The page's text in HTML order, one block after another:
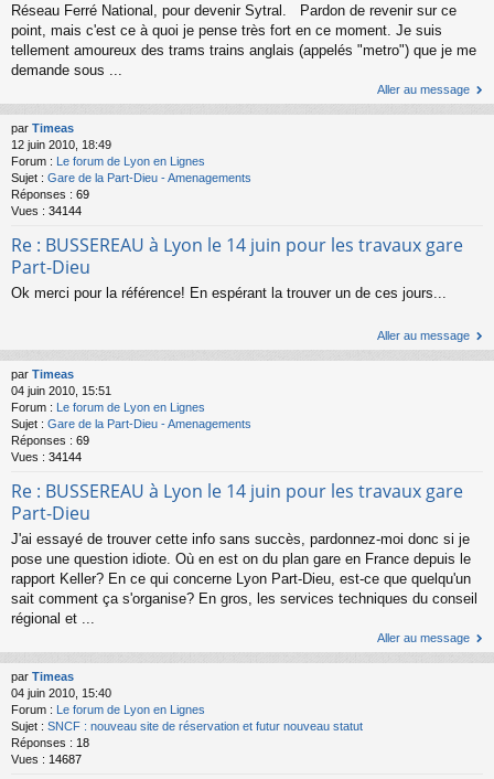
Réseau Ferré National, pour devenir Sytral. Pardon de revenir sur ce
point, mais c'est ce à quoi je pense très fort en ce moment. Je suis
tellement amoureux des trams trains anglais (appelés "metro") que je me
demande sous ...
Aller au message
par Timeas
12 juin 2010, 18:49
Forum : Le forum de Lyon en Lignes
Sujet : Gare de la Part-Dieu - Amenagements
Réponses : 69
Vues : 34144
Re : BUSSEREAU à Lyon le 14 juin pour les travaux gare
Part-Dieu
Ok merci pour la référence! En espérant la trouver un de ces jours...
Aller au message
par Timeas
04 juin 2010, 15:51
Forum : Le forum de Lyon en Lignes
Sujet : Gare de la Part-Dieu - Amenagements
Réponses : 69
Vues : 34144
Re : BUSSEREAU à Lyon le 14 juin pour les travaux gare
Part-Dieu
J'ai essayé de trouver cette info sans succès, pardonnez-moi donc si je
pose une question idiote. Où en est on du plan gare en France depuis le
rapport Keller? En ce qui concerne Lyon Part-Dieu, est-ce que quelqu'un
sait comment ça s'organise? En gros, les services techniques du conseil
régional et ...
Aller au message
par Timeas
04 juin 2010, 15:40
Forum : Le forum de Lyon en Lignes
Sujet : SNCF : nouveau site de réservation et futur nouveau statut
Réponses : 18
Vues : 14687